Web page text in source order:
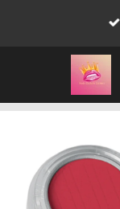
hoofdinhoud